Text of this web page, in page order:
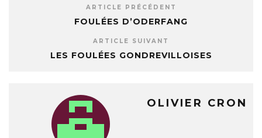
ARTICLE PRÉCÉDENT
FOULÉES D’ODERFANG
ARTICLE SUIVANT
LES FOULÉES GONDREVILLOISES
OLIVIER CRON